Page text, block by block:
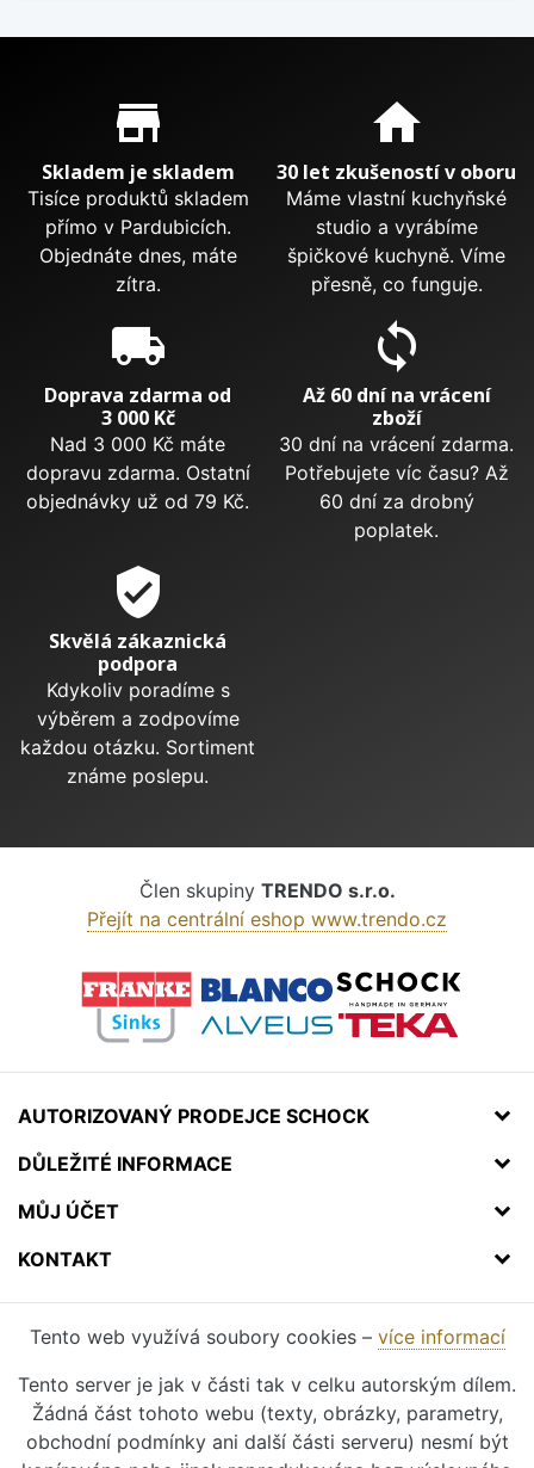
Proč nakupovat u nás?
store_mall_directory
Skladem je skladem
Tisíce produktů skladem
přímo v Pardubicích.
Objednáte dnes, máte
zítra.
home
30 let zkušeností v oboru
Máme vlastní kuchyňské
studio a vyrábíme
špičkové kuchyně. Víme
přesně, co funguje.
local_shipping
Doprava zdarma od
3 000 Kč
Nad 3 000 Kč máte
dopravu zdarma. Ostatní
objednávky už od 79 Kč.
sync
Až 60 dní na vrácení
zboží
30 dní na vrácení zdarma.
Potřebujete víc času? Až
60 dní za drobný
poplatek.
verified_user
Skvělá zákaznická
podpora
Kdykoliv poradíme s
výběrem a zodpovíme
každou otázku. Sortiment
známe poslepu.
Člen skupiny TRENDO s.r.o.
Přejít na centrální eshop www.trendo.cz
AUTORIZOVANÝ PRODEJCE SCHOCK
DŮLEŽITÉ INFORMACE
MŮJ ÚČET
KONTAKT
Tento web využívá soubory cookies – více informací
Tento server je jak v části tak v celku autorským dílem.
Žádná část tohoto webu (texty, obrázky, parametry,
obchodní podmínky ani další části serveru) nesmí být